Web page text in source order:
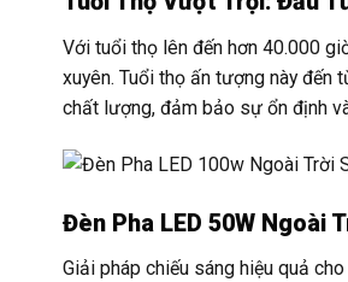
Với tuổi thọ lên đến hơn 40.000
xuyên. Tuổi thọ ấn tượng này đến
chất lượng, đảm bảo sự ổn định
Đèn Pha LED 50W Ngoài
Giải pháp chiếu sáng hiệu quả